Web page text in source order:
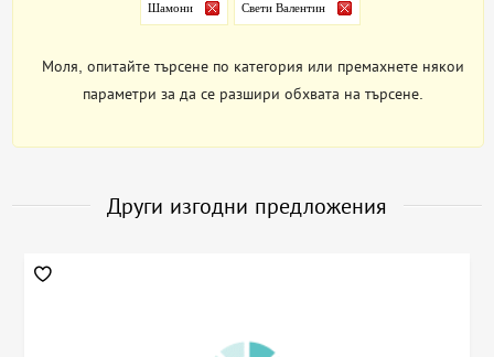
Шамони Свети Валентин
Моля, опитайте търсене по категория или премахнете някои
параметри за да се разшири обхвата на търсене.
Други изгодни предложения